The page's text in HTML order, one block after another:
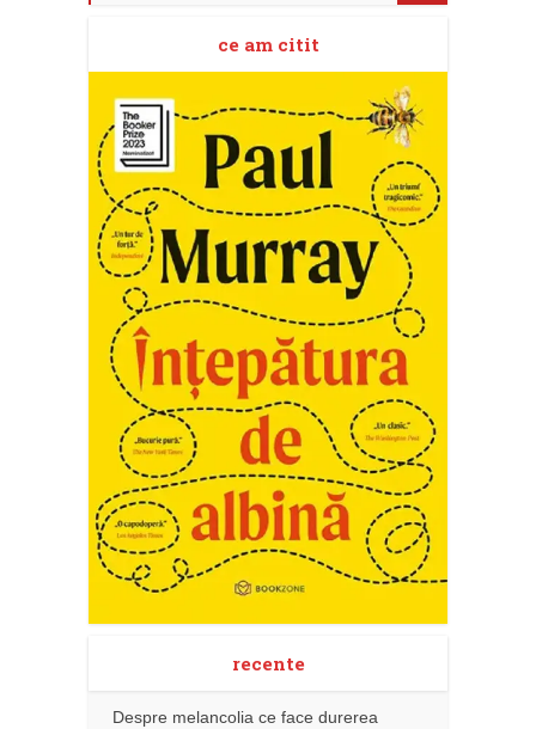
ce am citit
recente
Despre melancolia ce face durerea